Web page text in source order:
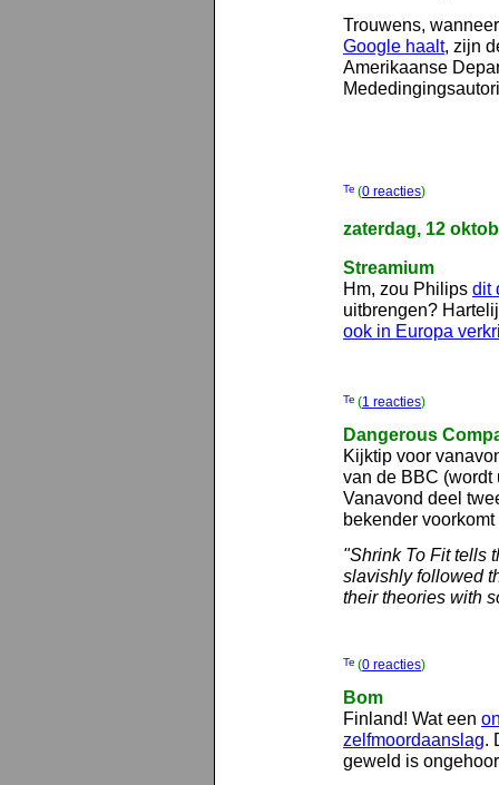
Trouwens,
Google haalt, zijn
Amerikaanse
(0 reacties)
zaterdag, 12
Streamium
Hm, zou Philips dit
uitbrengen?
ook in Europa
(1 reacties)
Dangerous
Kijktip voor
van de BBC (wordt
Vanavond deel
bekender
"Shrink To Fit tells
slavishly followed
their theories with
(0 reacties)
Bom
Finland! Wat een
zelfmoordaanslag.
geweld is